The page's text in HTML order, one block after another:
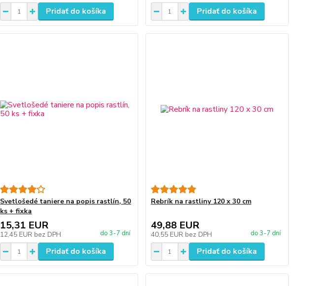
Pridať do košíka Pridať do košíka
Svetlošedé taniere na popis rastlín, 50
ks + fixka
15,31 EUR
12,45 EUR bez DPH do 3-7 dní
Pridať do košíka
Rebrík na rastliny 120 x 30 cm
49,88 EUR
40,55 EUR bez DPH do 3-7 dní
Pridať do košíka